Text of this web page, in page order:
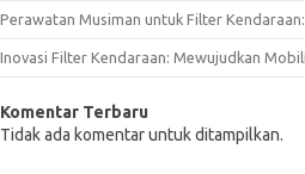
Perawatan Musiman untuk Filter
Inovasi Filter Kendaraan: Mewujudkan
Komentar Terbaru
Tidak ada komentar untuk ditampilkan.